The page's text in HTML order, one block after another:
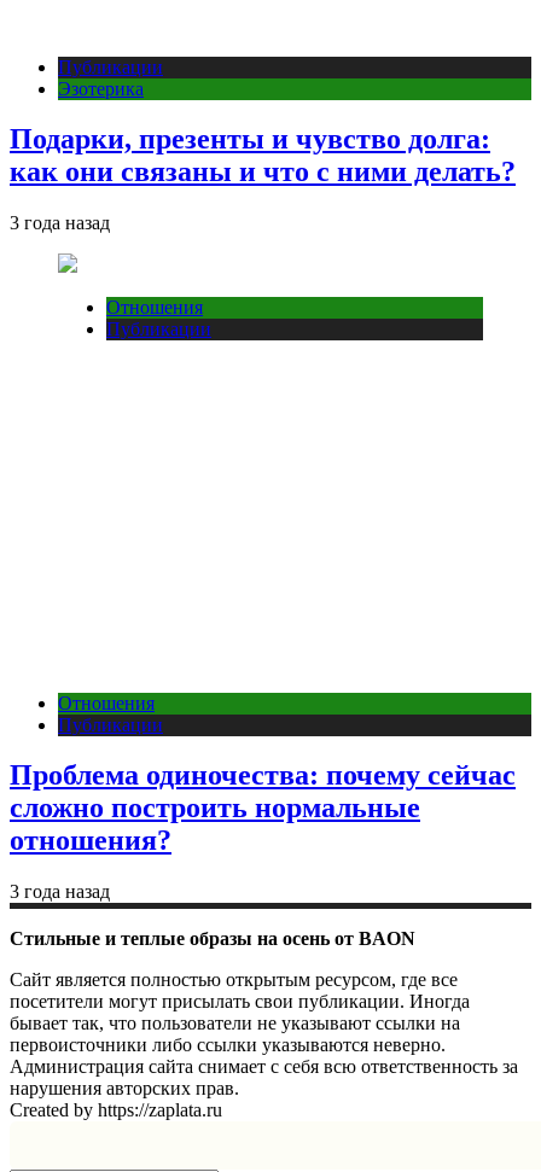
Публикации
Эзотерика
Подарки, презенты и чувство долга:
как они связаны и что с ними делать?
3 года назад
Отношения
Публикации
Отношения
Публикации
Проблема одиночества: почему сейчас
сложно построить нормальные
отношения?
3 года назад
Стильные и теплые образы на осень от BAON
Сайт является полностью открытым ресурсом, где все
посетители могут присылать свои публикации. Иногда
бывает так, что пользователи не указывают ссылки на
первоисточники либо ссылки указываются неверно.
Администрация сайта снимает с себя всю ответственность за
нарушения авторских прав.
Created by https://zaplata.ru